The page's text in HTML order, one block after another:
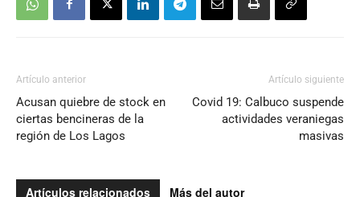
Artículo anterior
Acusan quiebre de stock en
ciertas bencineras de la
región de Los Lagos
Artículo siguiente
Covid 19: Calbuco suspende
actividades veraniegas
masivas
Artículos relacionados Más del autor